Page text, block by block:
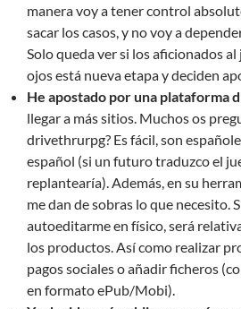
manera voy a tener control
sacar los casos, y no voy a
Solo queda ver si los aficionados
ojos está nueva etapa y deciden
He apostado por una plataforma
llegar a más sitios. Muchos os
drivethrurpg? Es fácil, son
español (si un futuro traduzco el
replantearía). Además, en su
me dan de sobras lo que necesito.
autoeditarme en físico, será
los productos. Así como realizar
pagos sociales o añadir ficheros
en formato ePub/Mobi).